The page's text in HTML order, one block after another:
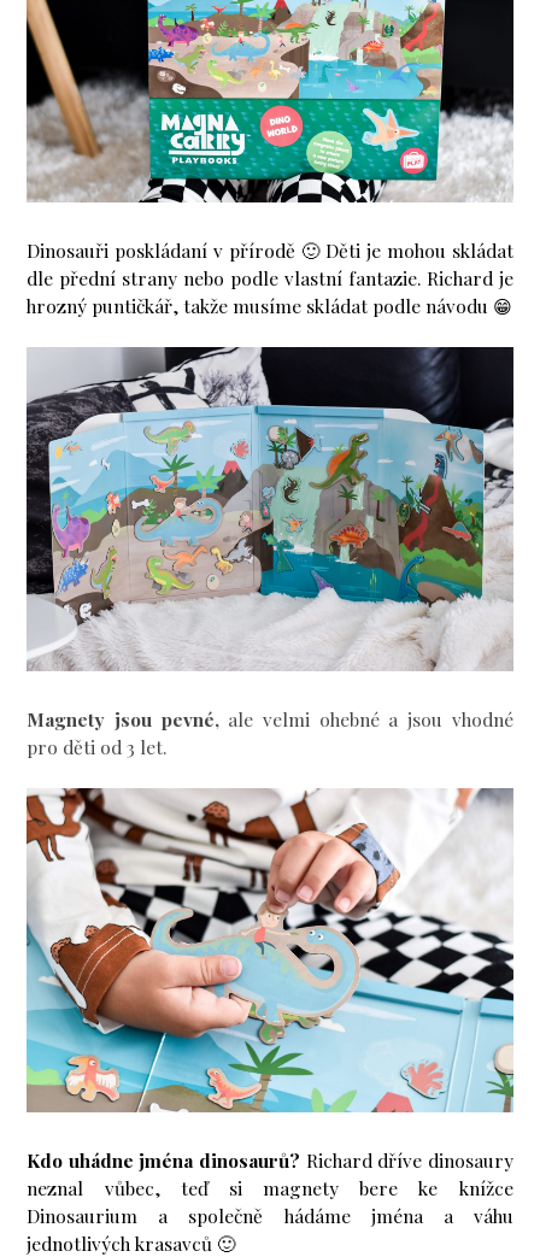
Dinosauři poskládaní v přírodě 🙂 Děti je mohou skládat
dle přední strany nebo podle vlastní fantazie. Richard je
hrozný puntičkář, takže musíme skládat podle návodu 😁
Magnety jsou pevné,ale velmi ohebné a jsou vhodné
pro děti od 3 let.
Kdo uhádne jména dinosaurů? Richard dříve dinosaury
neznal vůbec, teď si magnety bere ke knížce
Dinosaurium a společně hádáme jména a váhu
jednotlivých krasavců 🙂